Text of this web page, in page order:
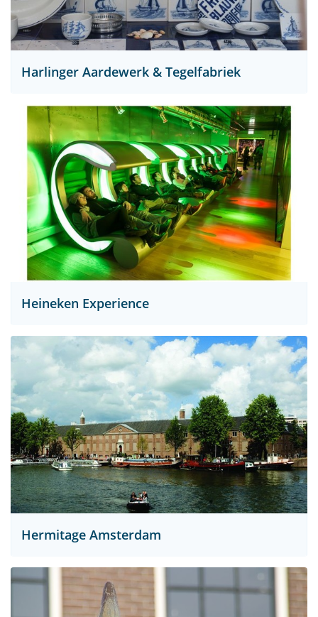
Harlinger Aardewerk & Tegelfabriek
Heineken Experience
Hermitage Amsterdam